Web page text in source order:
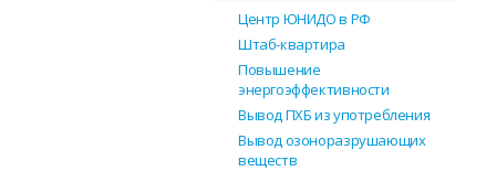
Центр ЮНИДО в РФ
Штаб-квартира
Повышение
энергоэффективности
Вывод ПХБ из употребления
Вывод озоноразрушающих
веществ